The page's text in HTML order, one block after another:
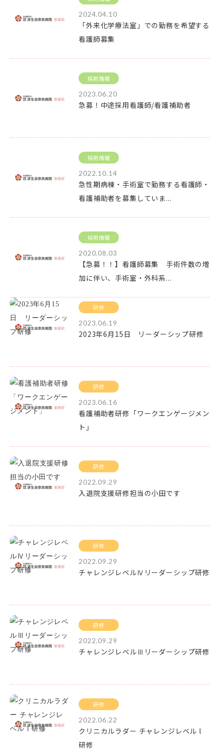
2024.04.10
「外来化学療法室」での勤務を希望する
看護師募集
採用情報
2023.06.20
急募！中途採用看護師/看護補助者
採用情報
2022.10.14
急性期病棟・手術室で勤務する看護師・
看護補助者を募集していま...
採用情報
2020.08.03
【急募！！】看護師募集 手術件数の増
加に伴い、手術室・外科系...
研修
2023.06.19
2023年6月15日 リーダーシップ研修
研修
2023.06.16
看護補助者研修「ワークエンゲージメン
ト」
研修
2022.09.29
入退院支援研修担当の小田です
研修
2022.09.29
チャレンジレベルⅣリーダーシップ研修
研修
2022.09.29
チャレンジレベルⅢリーダーシップ研修
研修
2022.06.22
クリニカルラダー チャレンジレベル l
研修